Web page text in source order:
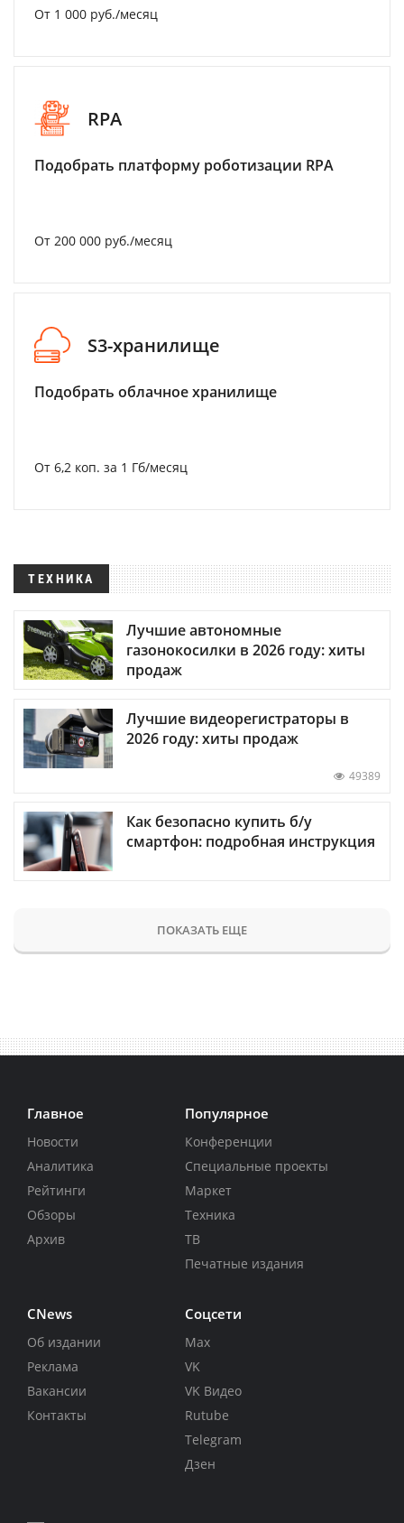
От 1 000 руб./месяц
RPA
Подобрать платформу роботизации RPA
От 200 000 руб./месяц
S3-хранилище
Подобрать облачное хранилище
От 6,2 коп. за 1 Гб/месяц
ТЕХНИКА
Лучшие автономные
газонокосилки в 2026 году: хиты
продаж
Лучшие видеорегистраторы в
2026 году: хиты продаж
49389
Как безопасно купить б/у
смартфон: подробная инструкция
ПОКАЗАТЬ ЕЩЕ
Главное
Новости
Аналитика
Рейтинги
Обзоры
Архив
Популярное
Конференции
Специальные проекты
Маркет
Техника
ТВ
Печатные издания
CNews
Об издании
Реклама
Вакансии
Контакты
Соцсети
Max
VK
VK Видео
Rutube
Telegram
Дзен